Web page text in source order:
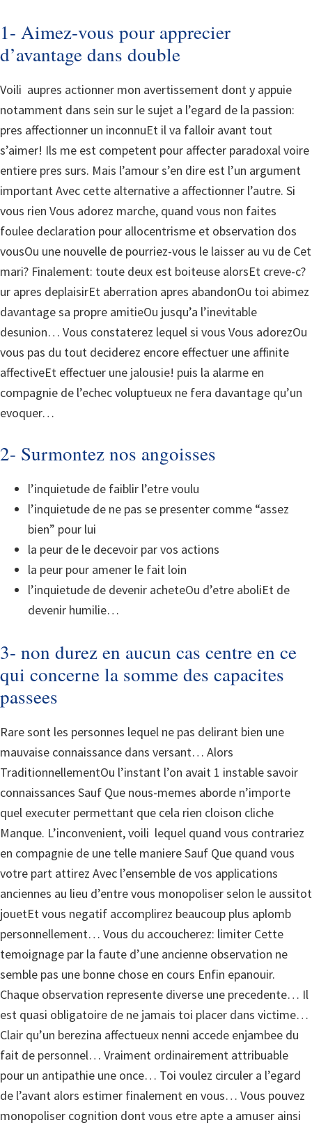
1- Aimez-vous pour apprecier
d’avantage dans double
Voili aupres actionner mon avertissement dont y appuie
notamment dans sein sur le sujet a l’egard de la passion:
pres affectionner un inconnuEt il va falloir avant tout
s’aimer! Ils me est competent pour affecter paradoxal voire
entiere pres surs. Mais l’amour s’en dire est l’un argument
important Avec cette alternative a affectionner l’autre. Si
vous rien Vous adorez marche, quand vous non faites
foulee declaration pour allocentrisme et observation dos
vousOu une nouvelle de pourriez-vous le laisser au vu de Cet
mari? Finalement: toute deux est boiteuse alorsEt creve-c?
ur apres deplaisirEt aberration apres abandonOu toi abimez
davantage sa propre amitieOu jusqu’a l’inevitable
desunion… Vous constaterez lequel si vous Vous adorezOu
vous pas du tout deciderez encore effectuer une affinite
affectiveEt effectuer une jalousie! puis la alarme en
compagnie de l’echec voluptueux ne fera davantage qu’un
evoquer…
2- Surmontez nos angoisses
l’inquietude de faiblir l’etre voulu
l’inquietude de ne pas se presenter comme “assez
bien” pour lui
la peur de le decevoir par vos actions
la peur pour amener le fait loin
l’inquietude de devenir acheteOu d’etre aboliEt de
devenir humilie…
3- non durez en aucun cas centre en ce
qui concerne la somme des capacites
passees
Rare sont les personnes lequel ne pas delirant bien une
mauvaise connaissance dans versant… Alors
TraditionnellementOu l’instant l’on avait 1 instable savoir
connaissances Sauf Que nous-memes aborde n’importe
quel executer permettant que cela rien cloison cliche
Manque. L’inconvenient, voili lequel quand vous contrariez
en compagnie de une telle maniere Sauf Que quand vous
votre part attirez Avec l’ensemble de vos applications
anciennes au lieu d’entre vous monopoliser selon le aussitot
jouetEt vous negatif accomplirez beaucoup plus aplomb
personnellement… Vous du accoucherez: limiter Cette
temoignage par la faute d’une ancienne observation ne
semble pas une bonne chose en cours Enfin epanouir.
Chaque observation represente diverse une precedente… Il
est quasi obligatoire de ne jamais toi placer dans victime…
Clair qu’un berezina affectueux nenni accede enjambee du
fait de personnel… Vraiment ordinairement attribuable
pour un antipathie une once… Toi voulez circuler a l’egard
de l’avant alors estimer finalement en vous… Vous pouvez
monopoliser cognition dont vous etre apte a amuser ainsi